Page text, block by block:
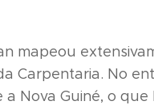
mapeou
Carpentaria. No
Nova Guiné, o que